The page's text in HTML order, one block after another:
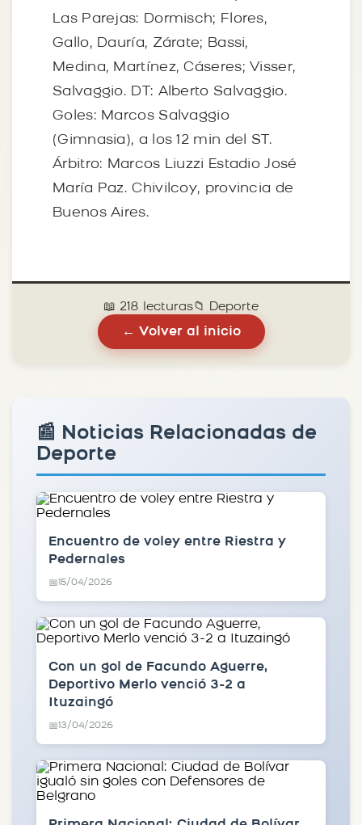
Las Parejas: Dormisch; Flores,
Gallo, Dauría, Zárate; Bassi,
Medina, Martínez, Cáseres; Visser,
Salvaggio. DT: Alberto Salvaggio.
Goles: Marcos Salvaggio
(Gimnasia), a los 12 min del ST.
Árbitro: Marcos Liuzzi Estadio José
María Paz. Chivilcoy, provincia de
Buenos Aires.
📖 218 lecturas📁 Deporte
← Volver al inicio
📰 Noticias Relacionadas de
Deporte
Encuentro de voley entre Riestra y
Pedernales
📅15/04/2026
Con un gol de Facundo Aguerre,
Deportivo Merlo venció 3-2 a
Ituzaingó
📅13/04/2026